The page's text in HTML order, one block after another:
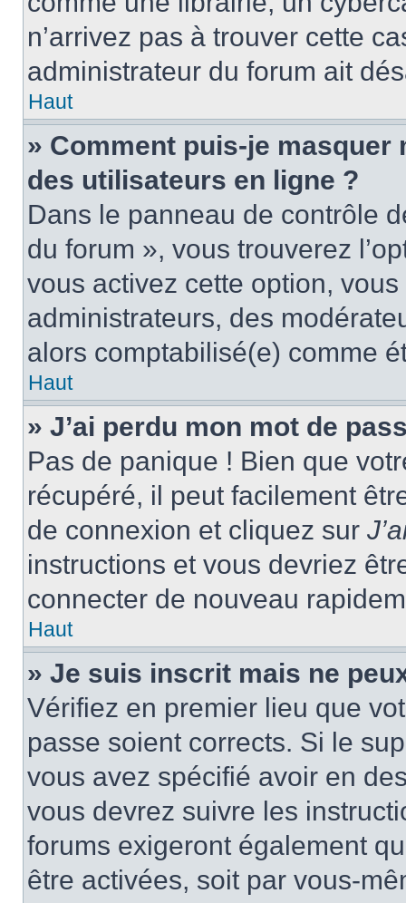
n’arrivez pas à trouver cette
administrateur du forum ait
Haut
» Comment puis-je masquer
des utilisateurs en ligne ?
Dans le panneau de contrôle
du forum », vous trouverez
vous activez cette option,
administrateurs, des
alors comptabilisé(e) comme
Haut
» J’ai perdu mon mot de
Pas de panique ! Bien que
récupéré, il peut facilement
de connexion et cliquez sur
instructions et vous devriez
connecter de nouveau
Haut
» Je suis inscrit mais ne
Vérifiez en premier lieu que
passe soient corrects. Si le
vous avez spécifié avoir en
vous devrez suivre les
forums exigeront également
être activées, soit par vous-